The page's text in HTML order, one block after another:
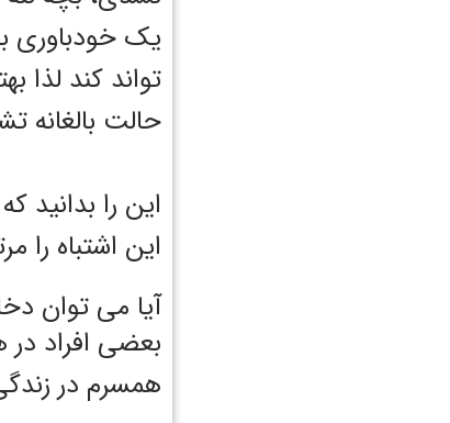
یک خودباوری
تواند کند لذا
حالت
این را بدانید
این اشتباه را
آیا می توان
بعضی افراد در
همسرم در